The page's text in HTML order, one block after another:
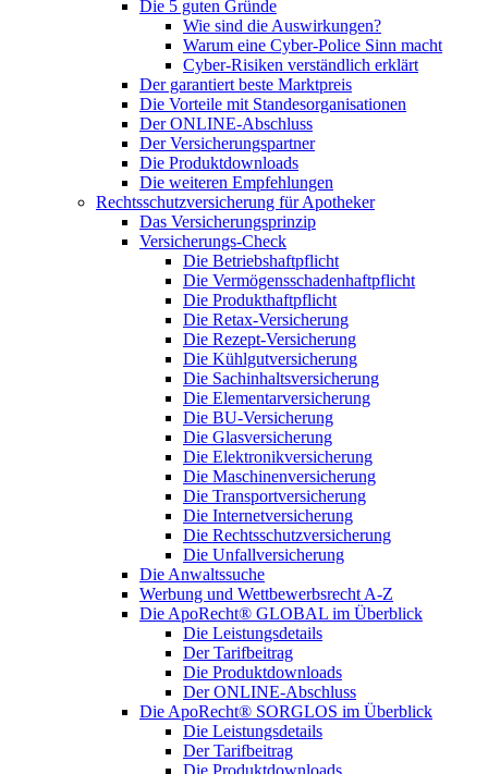
Die 5 guten Gründe
Wie sind die Auswirkungen?
Warum eine Cyber-Police Sinn macht
Cyber-Risiken verständlich erklärt
Der garantiert beste Marktpreis
Die Vorteile mit Standesorganisationen
Der ONLINE-Abschluss
Der Versicherungspartner
Die Produktdownloads
Die weiteren Empfehlungen
Rechtsschutzversicherung für Apotheker
Das Versicherungsprinzip
Versicherungs-Check
Die Betriebshaftpflicht
Die Vermögensschadenhaftpflicht
Die Produkthaftpflicht
Die Retax-Versicherung
Die Rezept-Versicherung
Die Kühlgutversicherung
Die Sachinhaltsversicherung
Die Elementarversicherung
Die BU-Versicherung
Die Glasversicherung
Die Elektronikversicherung
Die Maschinenversicherung
Die Transportversicherung
Die Internetversicherung
Die Rechtsschutzversicherung
Die Unfallversicherung
Die Anwaltssuche
Werbung und Wettbewerbsrecht A-Z
Die ApoRecht® GLOBAL im Überblick
Die Leistungsdetails
Der Tarifbeitrag
Die Produktdownloads
Der ONLINE-Abschluss
Die ApoRecht® SORGLOS im Überblick
Die Leistungsdetails
Der Tarifbeitrag
Die Produktdownloads